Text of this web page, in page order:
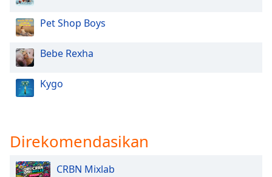
Font
Size
Edge
Style
Font
Family
Pet Shop Boys
Bebe Rexha
Kygo
Direkomendasikan
CRBN Mixlab